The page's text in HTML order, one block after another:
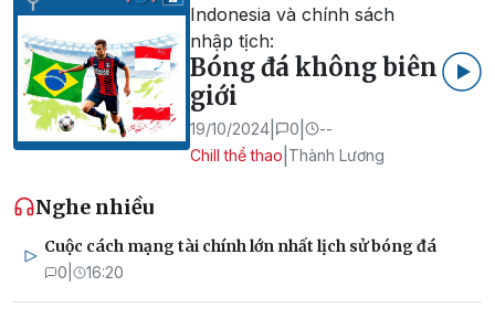
Indonesia và chính sách
nhập tịch:
Bóng đá không biên
giới
19/10/2024 0
--
Chill thể thao Thành Lương
Nghe nhiều
Cuộc cách mạng tài chính lớn nhất lịch sử bóng đá
0 16:20